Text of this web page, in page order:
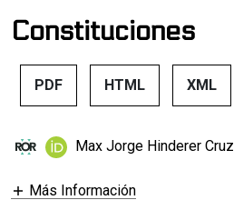
Constituciones
PDF HTML XML
Max Jorge Hinderer Cruz
Más Información